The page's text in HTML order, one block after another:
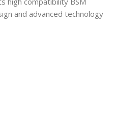
and advanced technology